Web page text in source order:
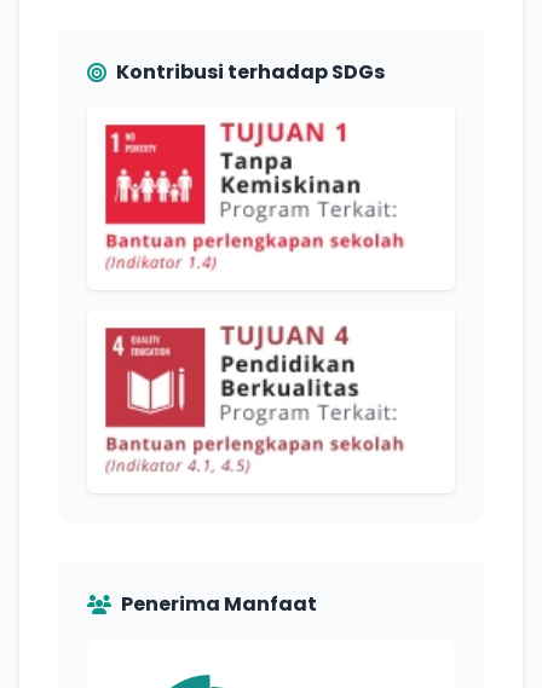
Kontribusi terhadap SDGs
Penerima Manfaat